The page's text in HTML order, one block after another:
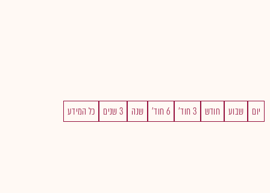
יום שבוע חודש 3 חוד' 6 חוד' שנה 3 שנים כל המידע